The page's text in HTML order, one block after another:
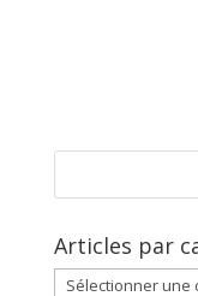
Articles par
Articles